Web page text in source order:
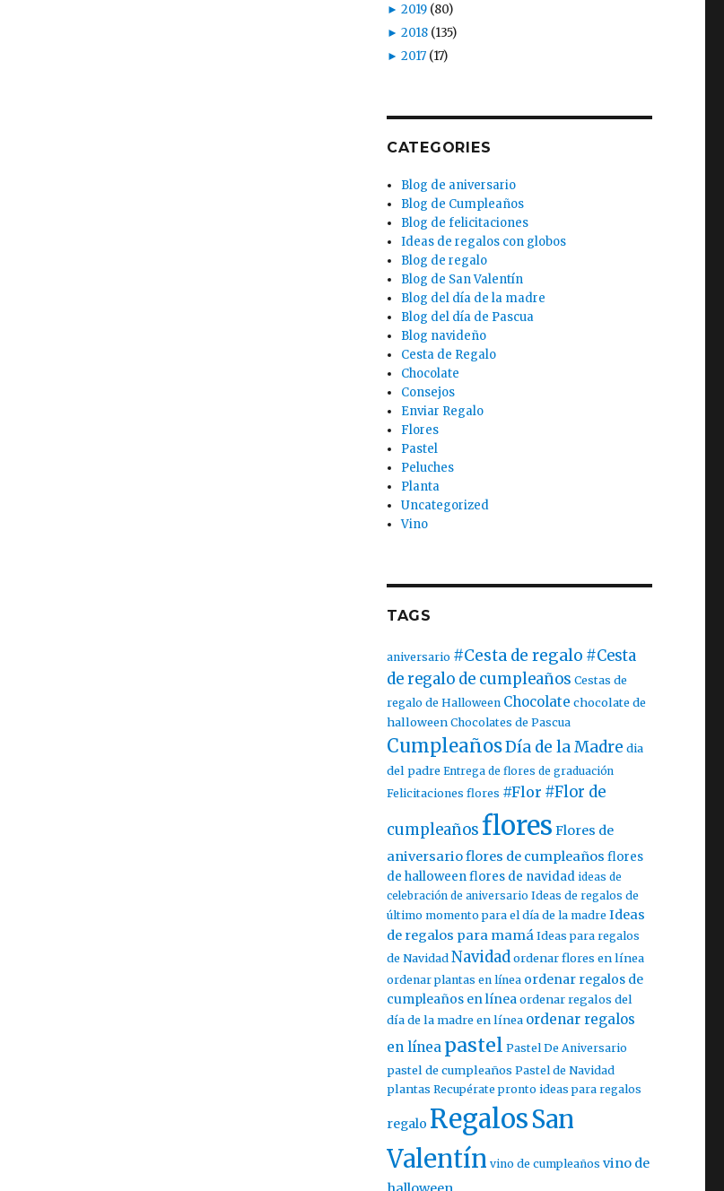
► 2019 (80)
► 2018 (135)
► 2017 (17)
CATEGORIES
Blog de aniversario
Blog de Cumpleaños
Blog de felicitaciones
Ideas de regalos con globos
Blog de regalo
Blog de San Valentín
Blog del día de la madre
Blog del día de Pascua
Blog navideño
Cesta de Regalo
Chocolate
Consejos
Enviar Regalo
Flores
Pastel
Peluches
Planta
Uncategorized
Vino
TAGS
aniversario #Cesta de regalo #Cesta
de regalo de cumpleaños Cestas de
regalo de Halloween Chocolate chocolate de
halloween Chocolates de Pascua
CumpleañosDía de la Madre dia
del padre Entrega de flores de graduación
Felicitaciones flores #Flor #Flor de
cumpleañosflores Flores de
aniversarioflores de cumpleaños flores
de halloweenflores de navidad ideas de
celebración de aniversario Ideas de regalos de
último momento para el día de la madre Ideas
de regalos para mamá Ideas para regalos
de Navidad Navidadordenar flores en línea
ordenar plantas en línea ordenar regalos de
cumpleaños en línea ordenar regalos del
día de la madre en línea ordenar regalos
en línea pastel Pastel De Aniversario
pastel de cumpleaños Pastel de Navidad
plantas Recupérate pronto ideas para regalos
regalo RegalosSan
Valentín vino de cumpleaños vino de